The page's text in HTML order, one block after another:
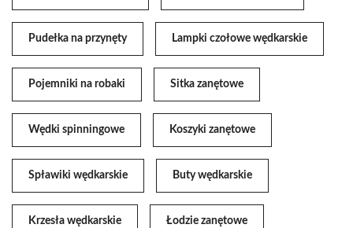
Pudełka na przynęty Lampki czołowe wędkarskie
Pojemniki na robaki Sitka zanętowe
Wędki spinningowe Koszyki zanętowe
Spławiki wędkarskie Buty wędkarskie
Krzesła wędkarskie Łodzie zanętowe